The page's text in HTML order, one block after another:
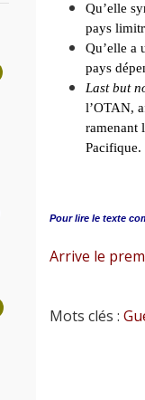
Qu’elle
pays
Qu’elle a
pays
Last but
l’OTAN,
ramenant
Pacifique.
Pour lire le texte
Arrive le
Mots clés :